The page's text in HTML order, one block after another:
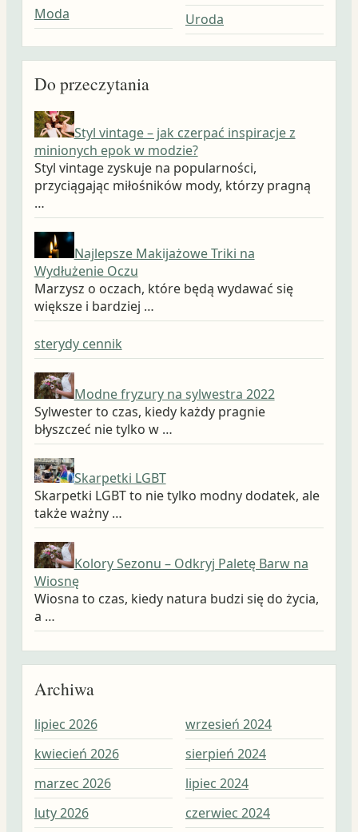
Moda
Uroda
Do przeczytania
Styl vintage – jak czerpać inspiracje z
minionych epok w modzie?
Styl vintage zyskuje na popularności,
przyciągając miłośników mody, którzy pragną
…
Najlepsze Makijażowe Triki na
Wydłużenie Oczu
Marzysz o oczach, które będą wydawać się
większe i bardziej …
sterydy cennik
Modne fryzury na sylwestra 2022
Sylwester to czas, kiedy każdy pragnie
błyszczeć nie tylko w …
Skarpetki LGBT
Skarpetki LGBT to nie tylko modny dodatek, ale
także ważny …
Kolory Sezonu – Odkryj Paletę Barw na
Wiosnę
Wiosna to czas, kiedy natura budzi się do życia,
a …
Archiwa
lipiec 2026
kwiecień 2026
marzec 2026
luty 2026
wrzesień 2024
sierpień 2024
lipiec 2024
czerwiec 2024